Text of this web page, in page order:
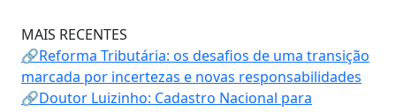
MAIS RECENTES
🔗Reforma Tributária: os desafios de uma transição
marcada por incertezas e novas responsabilidades
🔗Doutor Luizinho: Cadastro Nacional para